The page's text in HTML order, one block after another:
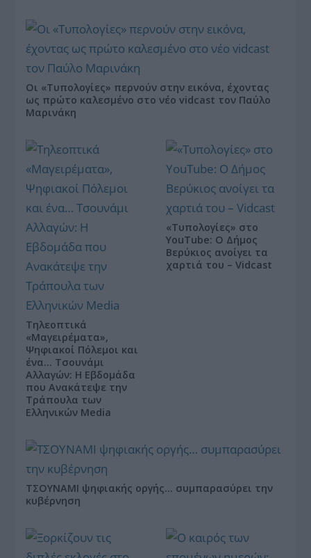
Οι «Τυπολογίες» περνούν στην εικόνα, έχοντας
ως πρώτο καλεσμένο στο νέο vidcast τον Παύλο
Μαρινάκη
Τηλεοπτικά
«Μαγειρέματα»,
Ψηφιακοί Πόλεμοι και
ένα… Τσουνάμι
Αλλαγών: Η Εβδομάδα
που Ανακάτεψε την
Τράπουλα των
Ελληνικών Media
«Τυπολογίες» στο
YouTube: Ο Δήμος
Βερύκιος ανοίγει τα
χαρτιά του – Vidcast
ΤΣΟΥΝΑΜΙ ψηφιακής οργής… συμπαρασύρει την
κυβέρνηση